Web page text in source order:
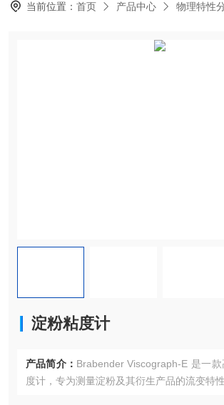
当前位置：首页 产品中心 物理特性
淀粉粘度计
产品简介： Brabender Viscograph-E 是一
度计，专为测量淀粉及其衍生产品的流变特性